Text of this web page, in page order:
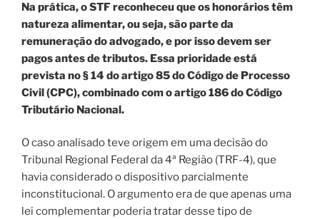
Na prática, o STF reconheceu que os honorários têm
natureza alimentar, ou seja, são parte da
remuneração do advogado, e por isso devem ser
pagos antes de tributos. Essa prioridade está
prevista no § 14 do artigo 85 do Código de Processo
Civil (CPC), combinado com o artigo 186 do Código
Tributário Nacional.
O caso analisado teve origem em uma decisão do
Tribunal Regional Federal da 4ª Região (TRF-4), que
havia considerado o dispositivo parcialmente
inconstitucional. O argumento era de que apenas uma
lei complementar poderia tratar desse tipo de